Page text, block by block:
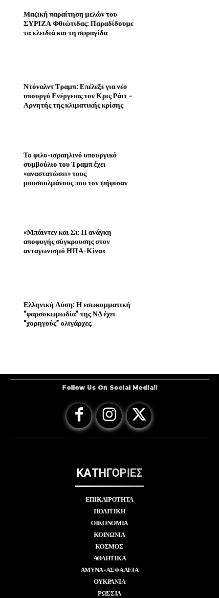
Μαζική παραίτηση μελών του
ΣΥΡΙΖΑ Φθιώτιδας: Παραδίδουμε
τα κλειδιά και τη σφραγίδα
Ντόναλντ Τραμπ: Επέλεξε για νέο
υπουργό Ενέργειας τον Κρις Ράιτ –
Αρνητής της κλιματικής κρίσης
Το φιλο-ισραηλινό υπουργικό
συμβούλιο του Τραμπ έχει
«αναστατώσει» τους
μουσουλμάνους που τον ψήφισαν
«Μπάιντεν και Σι: Η ανάγκη
αποφυγής σύγκρουσης στον
ανταγωνισμό ΗΠΑ-Κίνα»
Ελληνική Λύση: Η εσωκομματική
“φαρσοκωμωδία” της ΝΔ έχει
“χορηγούς” ολιγάρχες.
Follow Us On Social Media!!
ΚΑΤΗΓΟΡΙΕΣ
ΕΠΙΚΑΙΡΟΤΗΤΑ
ΠΟΛΙΤΙΚΗ
ΟΙΚΟΝΟΜΙΑ
ΚΟΙΝΩΝΙΑ
ΚΟΣΜΟΣ
ΑΘΛΗΤΙΚΑ
ΑΜΥΝΑ-ΑΣΦΑΛΕΙΑ
ΟΥΚΡΑΝΙΑ
ΡΩΣΣΙΑ